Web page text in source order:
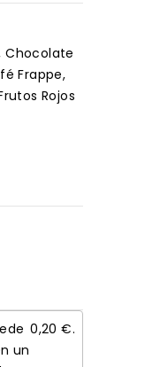
Chocolate
Frappe,
Rojos
un
0,20 €.